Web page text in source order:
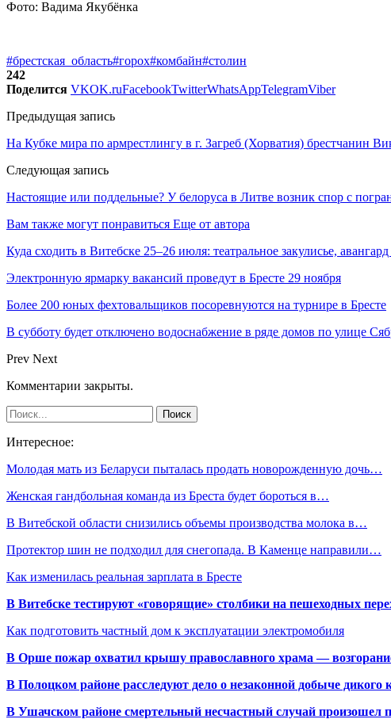
Фото: Вадима Якубёнка
#брестская_область#горох#комбайн#столин
242
Поделится VKOK.ruFacebookTwitterWhatsAppTelegramViber
Предыдущая запись
На Кубке мира по армрестлингу в г. Загреб (Хорватия) брестчанин
Следующая запись
Настоящие или поддельные? У белоруса в Литве возник спор с
Вам также могут понравиться Еще от автора
Куда сходить в Витебске 25–26 июля: театральное закулисье,
Электронную ярмарку вакансий проведут в Бресте 29 ноября
Более 200 юных фехтовальщиков посоревнуются на турнире в Бресте
В субботу будет отключено водоснабжение в ряде домов по улице
Prev Next
Комментарии закрыты.
Интересное:
Молодая мать из Беларуси пыталась продать новорожденную дочь…
Женская гандбольная команда из Бреста будет бороться в…
В Витебской области снизились объемы производства молока в…
Протектор шин не подходил для снегопада. В Каменце направили…
Как изменилась реальная зарплата в Бресте
В Витебске тестируют «говорящие» столбики на пешеходных
Как подготовить частный дом к эксплуатации электромобиля
В Орше пожар охватил крышу православного храма —
В Полоцком районе расследуют дело о незаконной добыче дикого
В Ушачском районе смертельный несчастный случай произошел